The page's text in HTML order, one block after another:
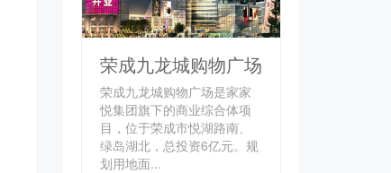
荣成九龙城购物广场
荣成九龙城购物广场是家家
悦集团旗下的商业综合体项
目，位于荣成市悦湖路南、
绿岛湖北，总投资6亿元。规
划用地面...